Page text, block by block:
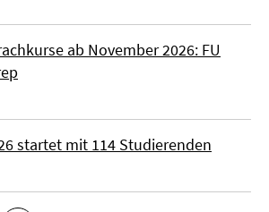
ab November 2026: FU
startet mit 114 Studierenden